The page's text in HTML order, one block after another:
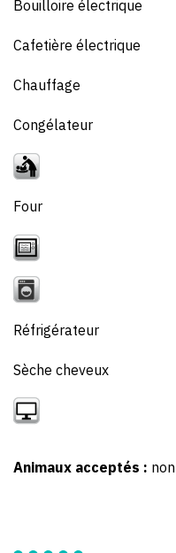
Bouilloire électrique
Cafetière électrique
Chauffage
Congélateur
Four
Réfrigérateur
Sèche cheveux
Animaux acceptés : non